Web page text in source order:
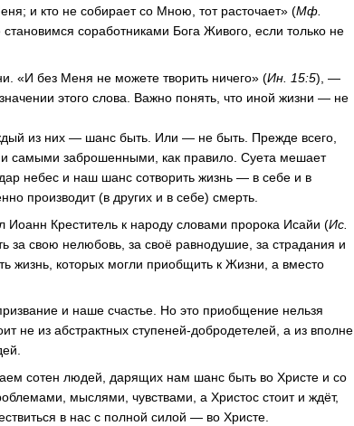
и кто не собирает со Мною, тот расточает» (Мф.
соработниками Бога Живого, если только не
«И без Меня не можете творить ничего» (Ин. 15:5), —
этого слова. Важно понять, что иной жизни — не
из них — шанс быть. Или — не быть. Прежде всего,
самыми заброшенными, как правило. Суета мешает
небес и наш шанс сотворить жизнь — в себе и в
производит (в других и в себе) смерть.
Иоанн Креститель к народу словами пророка Исайи (Ис.
за свою нелюбовь, за своё равнодушие, за страдания и
жизнь, которых могли приобщить к Жизни, а вместо
и наше счастье. Но это приобщение нельзя
не из абстрактных ступеней-добродетелей, а из вполне
сотен людей, дарящих нам шанс быть во Христе и со
мыслями, чувствами, а Христос стоит и ждёт,
в нас с полной силой — во Христе.